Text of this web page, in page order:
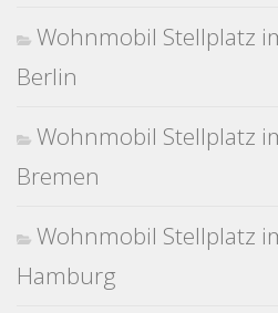
Wohnmobil Stellplatz
Berlin
Wohnmobil Stellplatz
Bremen
Wohnmobil Stellplatz
Hamburg